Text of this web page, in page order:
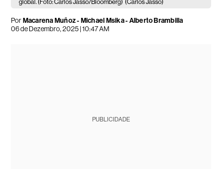
global. (Foto: Carlos Jasso/Bloomberg) (Carlos Jasso)
PorMacarena Muñoz - Michael Msika - Alberto Brambilla
06 de Dezembro, 2025 | 10:47 AM
PUBLICIDADE